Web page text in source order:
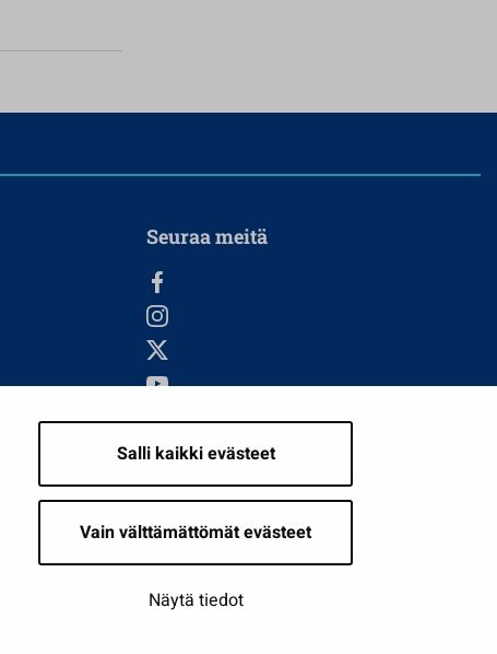
Salli kaikki evästeet
Vain välttämättömät evästeet
Näytä tiedot
Seuraa meitä